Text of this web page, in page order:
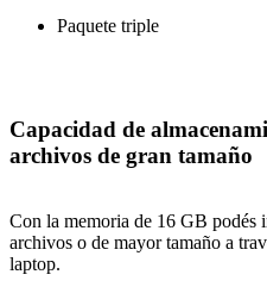
Paquete triple
Capacidad de
archivos de gran tamaño
Con la memoria de 16 GB podés
archivos o de mayor tamaño a
laptop.